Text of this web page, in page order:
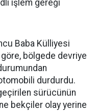
işlem gereği
Baba Külliyesi
göre, bölgede devriye
durdurdu.
sürücünün
bekçiler olay yerine